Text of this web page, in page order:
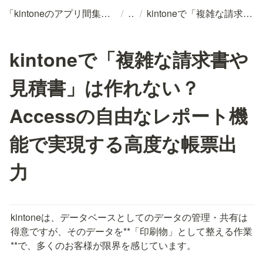
「kintoneのアプリ間集計・複雑な帳票出力」を諦めないでください。Accessの最強レポート機能を、あなたのkintoneに / / kintoneで「複雑な請求書や見積書」は作れない？Accessの自由なレポート機能で実現する高度な帳票出力
kintoneで「複雑な請求書や
見積書」は作れない？
Accessの自由なレポート機
能で実現する高度な帳票出
力
kintoneは、データベースとしてのデータの管理・共有は
得意ですが、そのデータを**「印刷物」として整える作業
**で、多くのお客様が限界を感じています。